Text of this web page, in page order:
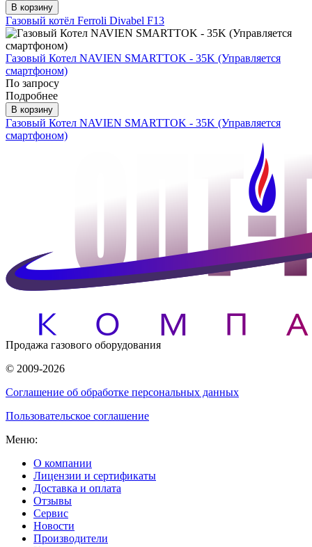
В корзину
Газовый котёл Ferroli Divabel F13
Газовый Котел NAVIEN SMARTTOK - 35K (Управляется
смартфоном)
По запросу
Подробнее
В корзину
Газовый Котел NAVIEN SMARTTOK - 35K (Управляется
смартфоном)
Продажа газового оборудования
© 2009-2026
Соглашение об обработке персональных данных
Пользовательское соглашение
Меню:
О компании
Лицензии и сертификаты
Доставка и оплата
Отзывы
Сервис
Новости
Производители